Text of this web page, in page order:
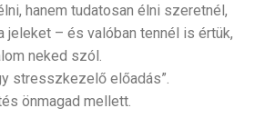
hanem tudatosan élni szeretnél,
jeleket – és valóban tennél is értük,
neked szól.
stresszkezelő előadás”.
önmagad mellett.